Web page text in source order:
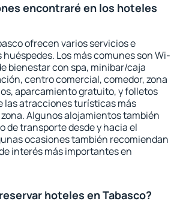
encontraré en los hoteles
ofrecen varios servicios e
Los más comunes son Wi-
bienestar con spa, minibar/caja
centro comercial, comedor, zona
aparcamiento gratuito, y folletos
las atracciones turísticas más
Algunos alojamientos también
de transporte desde y hacia el
ocasiones también recomiendan
interés más importantes en
hoteles en Tabasco?